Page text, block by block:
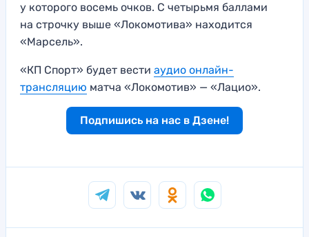
у которого восемь очков. С четырьмя баллами
на строчку выше «Локомотива» находится
«Марсель».
«КП Спорт» будет вести аудио онлайн-
трансляцию матча «Локомотив» — «Лацио».
Подпишись на нас в Дзене!